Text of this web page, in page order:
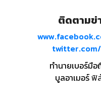
ติดตามข่
ทำนายเบอร์มือ
บูลอาเมอร์ฟิล์